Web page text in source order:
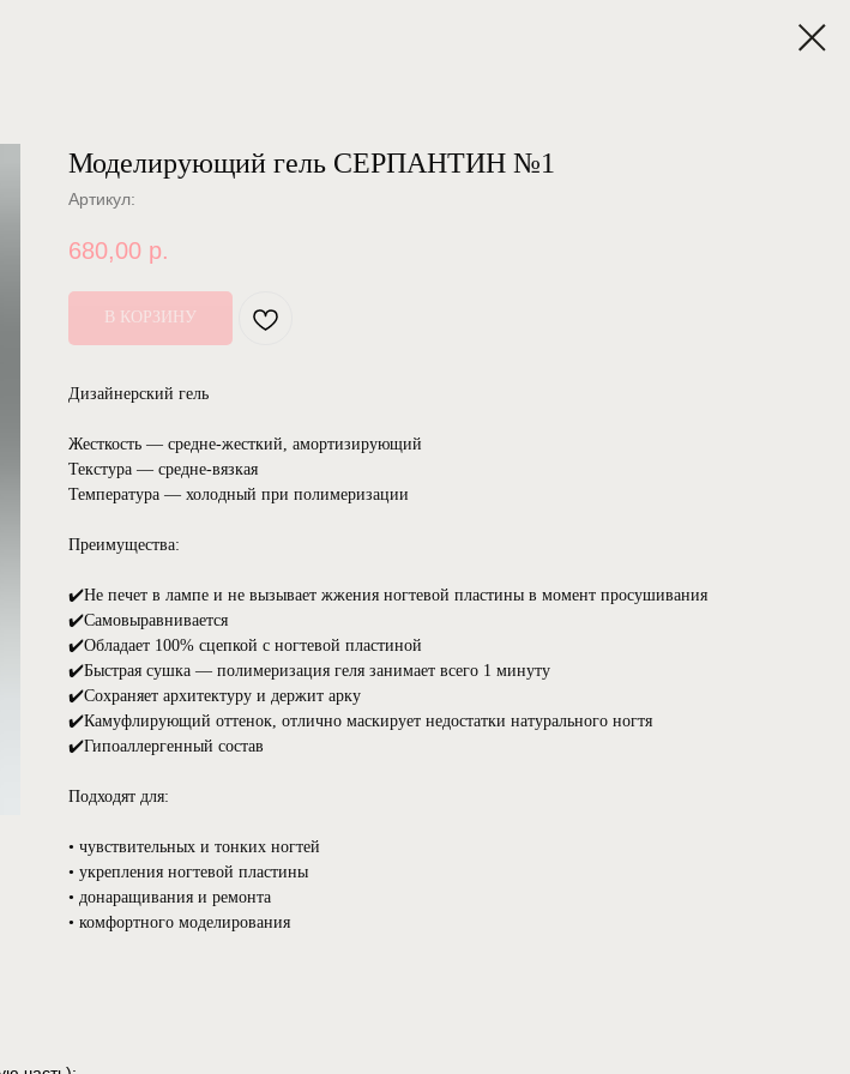
Моделирующий гель СЕРПАНТИН №1
Артикул:
680,00 р.
В КОРЗИНУ
Дизайнерский гель
Жесткость — средне-жесткий, амортизирующий
Текстура — средне-вязкая
Температура — холодный при полимеризации
Преимущества:
✔️Не печет в лампе и не вызывает жжения ногтевой пластины в момент просушивания
✔️Самовыравнивается
✔️Обладает 100% сцепкой с ногтевой пластиной
✔️Быстрая сушка — полимеризация геля занимает всего 1 минуту
✔️Сохраняет архитектуру и держит арку
✔️Камуфлирующий оттенок, отлично маскирует недостатки натурального ногтя
✔️Гипоаллергенный состав
Подходят для:
• чувствительных и тонких ногтей
• укрепления ногтевой пластины
• донаращивания и ремонта
• комфортного моделирования